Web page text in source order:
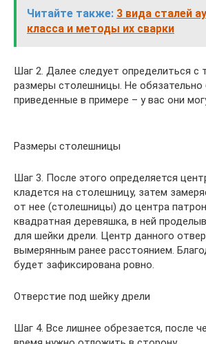
Читайте также: 3 вида сталей
класса и методы их сварки
Шаг 2. Далее следует определиться с
размеры столешницы. Не обязательно
приведенные в примере – у вас они
Размеры столешницы
Шаг 3. После этого определяется
кладется на столешницу, затем
от нее (столешницы) до центра
квадратная деревяшка, в ней
для шейки дрели. Центр данного
вымерянным ранее расстоянием.
будет зафиксирована ровно.
Отверстие под шейку дрели
Шаг 4. Все лишнее обрезается, после